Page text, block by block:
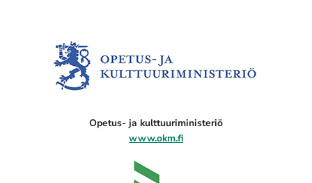
Opetus- ja kulttuuriministeriö
www.okm.fi